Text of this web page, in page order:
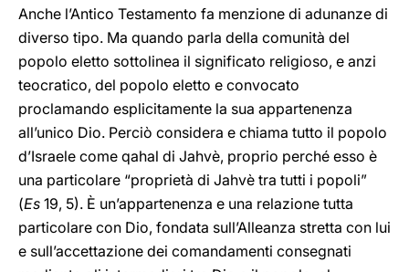
Anche l’Antico Testamento fa menzione di adunanze di
diverso tipo. Ma quando parla della comunità del
popolo eletto sottolinea il significato religioso, e anzi
teocratico, del popolo eletto e convocato
proclamando esplicitamente la sua appartenenza
all’unico Dio. Perciò considera e chiama tutto il popolo
d’Israele come qahal di Jahvè, proprio perché esso è
una particolare “proprietà di Jahvè tra tutti i popoli”
(Es 19, 5). È un’appartenenza e una relazione tutta
particolare con Dio, fondata sull’Alleanza stretta con lui
e sull’accettazione dei comandamenti consegnati